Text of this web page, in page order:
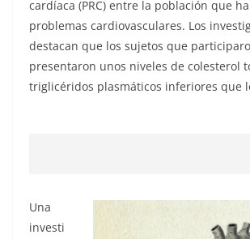
cardíaca (PRC) entre la población que
problemas cardiovasculares. Los
destacan que los sujetos que
presentaron unos niveles de colesterol
triglicéridos plasmáticos inferiores que
Una
investi